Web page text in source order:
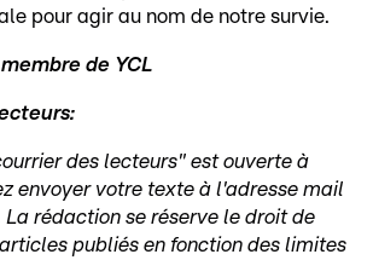
pour agir au nom de notre survie.
de YCL
des lecteurs" est ouverte à
envoyer votre texte à l'adresse mail
rédaction se réserve le droit de
publiés en fonction des limites